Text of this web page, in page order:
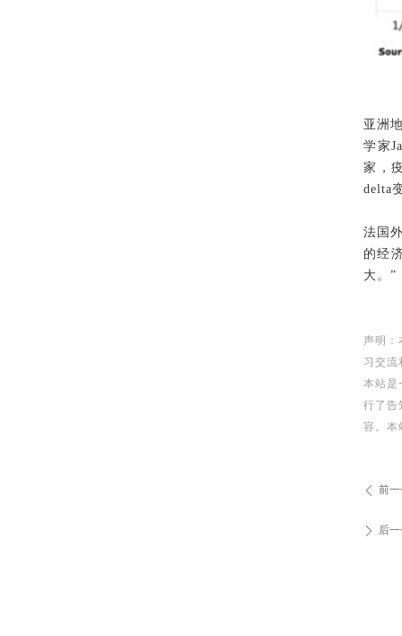
亚洲
学家
家，
delta
法国
的经
大。”
声明
习交流
本站是
行了告
容。本
ꄴ 前
ꄲ 后